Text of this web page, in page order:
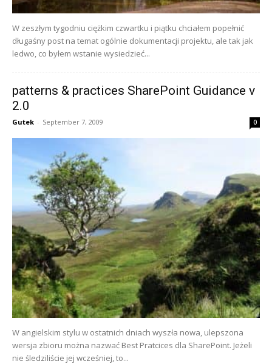
W zeszłym tygodniu ciężkim czwartku i piątku chciałem popełnić
długaśny post na temat ogólnie dokumentacji projektu, ale tak jak
ledwo, co byłem wstanie wysiedzieć...
patterns & practices SharePoint Guidance v
2.0
Gutek - September 7, 2009 0
W angielskim stylu w ostatnich dniach wyszła nowa, ulepszona
wersja zbioru można nazwać Best Pratcices dla SharePoint. Jeżeli
nie śledziliście jej wcześniej, to...